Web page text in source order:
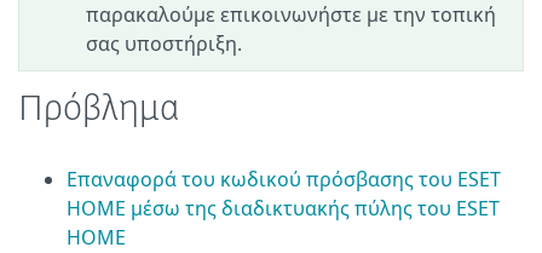
παρακαλούμε επικοινωνήστε με την τοπική
σας υποστήριξη.
Πρόβλημα
Επαναφορά του κωδικού πρόσβασης του ESET
HOME μέσω της διαδικτυακής πύλης του ESET
HOME